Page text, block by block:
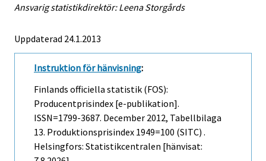
Ansvarig statistikdirektör: Leena Storgårds
Uppdaterad 24.1.2013
Instruktion för hänvisning:
Finlands officiella statistik (FOS):
Producentprisindex [e-publikation].
ISSN=1799-3687. December 2012, Tabellbilaga
13. Produktionsprisindex 1949=100 (SITC) .
Helsingfors: Statistikcentralen [hänvisat: